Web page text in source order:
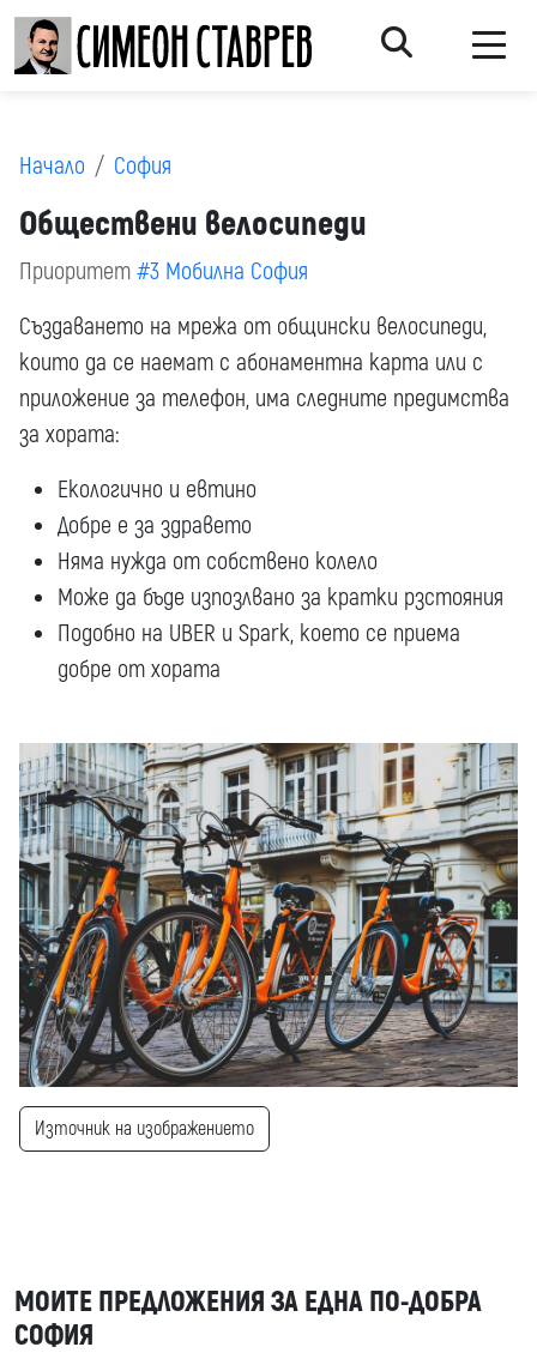
Начало София
Обществени велосипеди
Приоритет #3 Мобилна София
Създаването на мрежа от общински велосипеди,
които да се наемат с абонаментна карта или с
приложение за телефон, има следните предимства
за хората:
Екологично и евтино
Добре е за здравето
Няма нужда от собствено колело
Може да бъде изпозлвано за кратки рзстояния
Подобно на UBER и Spark, което се приема
добре от хората
Източник на изображението
МОИТЕ ПРЕДЛОЖЕНИЯ ЗА ЕДНА ПО-ДОБРА
СОФИЯ